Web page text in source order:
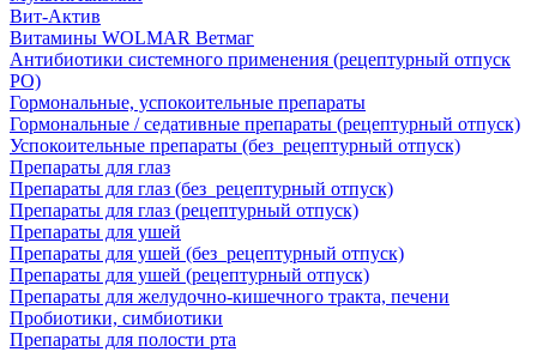
Вит-Актив
Витамины WOLMAR Ветмаг
Антибиотики системного применения (рецептурный отпуск
РО)
Гормональные, успокоительные препараты
Гормональные / седативные препараты (рецептурный отпуск)
Успокоительные препараты (без_рецептурный отпуск)
Препараты для глаз
Препараты для глаз (без_рецептурный отпуск)
Препараты для глаз (рецептурный отпуск)
Препараты для ушей
Препараты для ушей (без_рецептурный отпуск)
Препараты для ушей (рецептурный отпуск)
Препараты для желудочно-кишечного тракта, печени
Пробиотики, симбиотики
Препараты для полости рта